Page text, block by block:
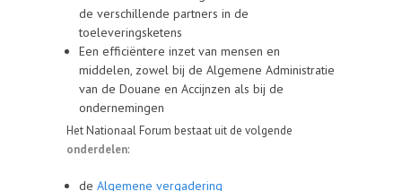
de verschillende partners in de
toeleveringsketens
Een efficiëntere inzet van mensen en
middelen, zowel bij de Algemene Administratie
van de Douane en Accijnzen als bij de
ondernemingen
Het Nationaal Forum bestaat uit de volgende
onderdelen:
de Algemene vergadering